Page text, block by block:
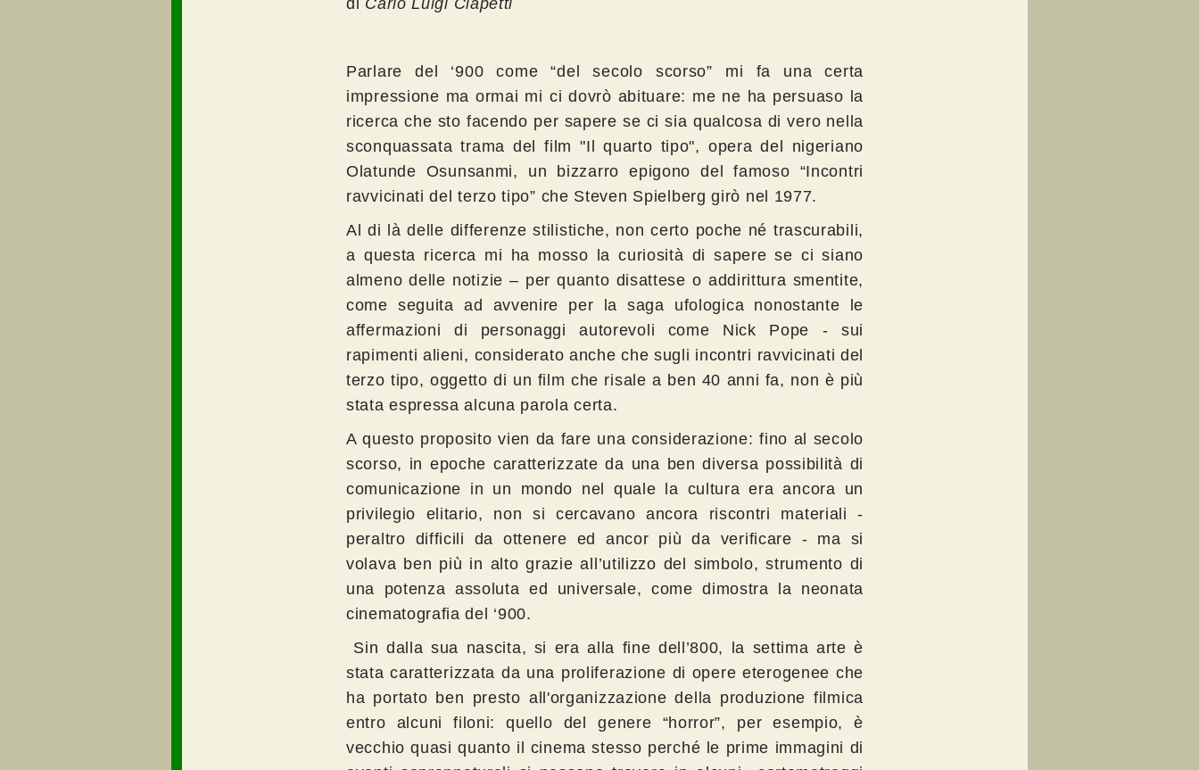
Parlare del ‘900 come “del secolo scorso” mi fa una certa
impressione ma ormai mi ci dovrò abituare: me ne ha persuaso la
ricerca che sto facendo per sapere se ci sia qualcosa di vero nella
sconquassata trama del film "Il quarto tipo", opera del nigeriano
Olatunde Osunsanmi, un bizzarro epigono del famoso “Incontri
ravvicinati del terzo tipo” che Steven Spielberg girò nel 1977.
Al di là delle differenze stilistiche, non certo poche né trascurabili,
a questa ricerca mi ha mosso la curiosità di sapere se ci siano
almeno delle notizie – per quanto disattese o addirittura smentite,
come seguita ad avvenire per la saga ufologica nonostante le
affermazioni di personaggi autorevoli come Nick Pope - sui
rapimenti alieni, considerato anche che sugli incontri ravvicinati del
terzo tipo, oggetto di un film che risale a ben 40 anni fa, non è più
stata espressa alcuna parola certa.
A questo proposito vien da fare una considerazione: fino al secolo
scorso, in epoche caratterizzate da una ben diversa possibilità di
comunicazione in un mondo nel quale la cultura era ancora un
privilegio elitario, non si cercavano ancora riscontri materiali -
peraltro difficili da ottenere ed ancor più da verificare - ma si
volava ben più in alto grazie all’utilizzo del simbolo, strumento di
una potenza assoluta ed universale, come dimostra la neonata
cinematografia del ‘900.
Sin dalla sua nascita, si era alla fine dell’800, la settima arte è
stata caratterizzata da una proliferazione di opere eterogenee che
ha portato ben presto all'organizzazione della produzione filmica
entro alcuni filoni: quello del genere “horror”, per esempio, è
vecchio quasi quanto il cinema stesso perché le prime immagini di